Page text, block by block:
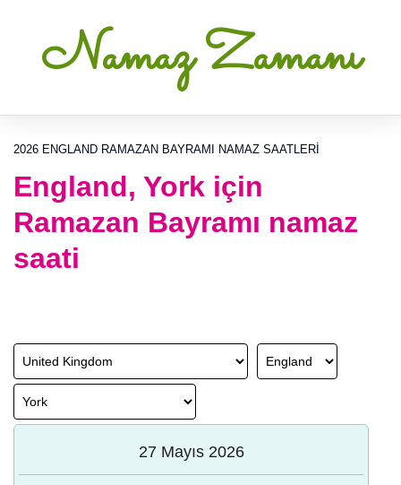
Namaz Zamanı
2026 ENGLAND RAMAZAN BAYRAMI NAMAZ SAATLERI
England, York için
Ramazan Bayramı namaz
saati
27 Mayıs 2026